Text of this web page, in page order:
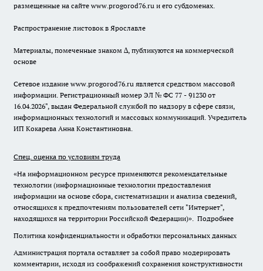
размещенные на сайте www.progorod76.ru и его субдоменах.
Распространение листовок в Ярославле
Материалы, помеченные знаком ∆, публикуются на коммерческой
основе
Сетевое издание www.progorod76.ru является средством массовой
информации. Регистрационный номер ЭЛ № ФС 77 - 91230 от
16.04.2026", выдан Федеральной службой по надзору в сфере связи,
информационных технологий и массовых коммуникаций. Учредитель
ИП Кокарева Анна Константиновна.
Спец. оценка по условиям труда
«На информационном ресурсе применяются рекомендательные
технологии (информационные технологии предоставления
информации на основе сбора, систематизации и анализа сведений,
относящихся к предпочтениям пользователей сети "Интернет",
находящихся на территории Российской Федерации)». Подробнее
Политика конфиденциальности и обработки персональных данных
Администрация портала оставляет за собой право модерировать
комментарии, исходя из соображений сохранения конструктивности